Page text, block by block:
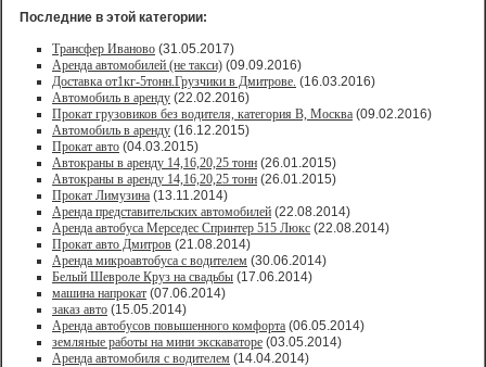
Последние в этой категории:
Трансфер Иваново (31.05.2017)
Аренда автомобилей (не такси) (09.09.2016)
Доставка от1кг-5тонн.Грузчики в Дмитрове. (16.03.2016)
Автомобиль в аренду (22.02.2016)
Прокат грузовиков без водителя, категория В, Москва (09.02.2016)
Автомобиль в аренду (16.12.2015)
Прокат авто (04.03.2015)
Автокраны в аренду 14,16,20,25 тонн (26.01.2015)
Автокраны в аренду 14,16,20,25 тонн (26.01.2015)
Прокат Лимузина (13.11.2014)
Аренда представительских автомобилей (22.08.2014)
Аренда автобуса Мерседес Спринтер 515 Люкс (22.08.2014)
Прокат авто Дмитров (21.08.2014)
Аренда микроавтобуса с водителем (30.06.2014)
Белый Шевроле Круз на свадьбы (17.06.2014)
машина напрокат (07.06.2014)
заказ авто (15.05.2014)
Аренда автобусов повышенного комфорта (06.05.2014)
земляные работы на мини экскаваторе (03.05.2014)
Аренда автомобиля с водителем (14.04.2014)